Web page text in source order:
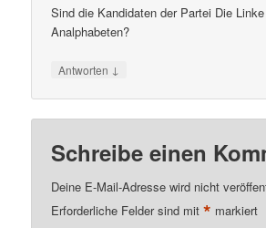
Sind die Kandidaten der Partei Die
Analphabeten?
Antworten ↓
Schreibe einen
Deine E-Mail-Adresse wird nicht
Erforderliche Felder sind mit* markiert